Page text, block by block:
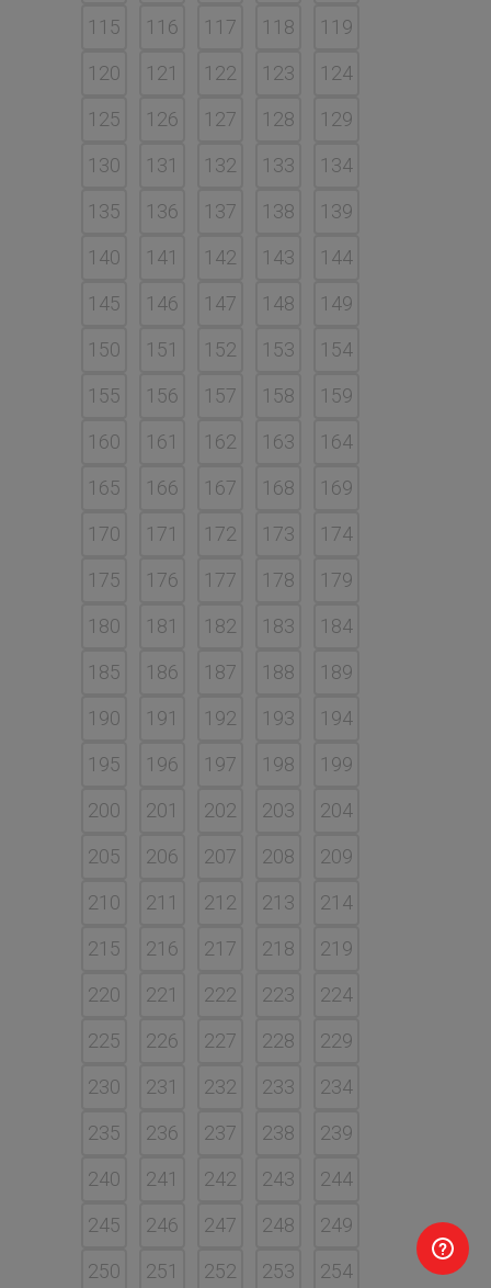
115
116 117 118
119
120
121 122 123
124
125
126 127 128
129
130
131 132 133
134
135
136 137 138
139
140
141 142 143
144
145
146 147 148
149
150
151 152 153
154
155
156 157 158
159
160
161 162 163
164
165
166 167 168
169
170
171 172 173
174
175
176 177 178
179
180
181 182 183
184
185
186 187 188
189
190
191 192 193
194
195
196 197 198
199
200
201 202 203
204
205
206 207 208
209
210
211 212 213
214
215
216 217 218
219
220
221 222 223
224
225
226 227 228
229
230
231 232 233
234
235
236 237 238
239
240
241 242 243
244
245
246 247 248
249
250
251 252 253 254